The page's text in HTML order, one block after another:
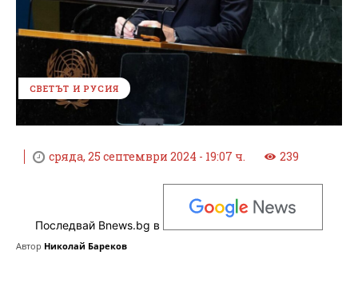
СВЕТЪТ И РУСИЯ
сряда, 25 септември 2024 - 19:07 ч. 239
Последвай Bnews.bg в
Автор Николай Бареков